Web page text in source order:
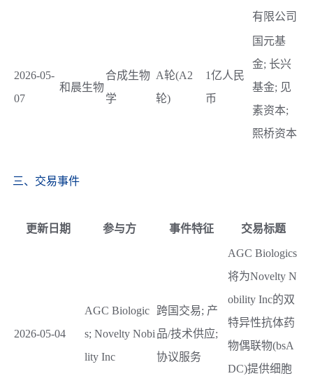
有限公司
2026-05-
07
和晨生物
合成生物
学
A轮(A2
轮)
1亿人民
币
国元基
金; 长兴
基金; 见
素资本;
熙桥资本
三、交易事件
更新日期 参与方 事件特征 交易标题
2026-05-04
AGC Biologic
s; Novelty Nobi
lity Inc
跨国交易; 产
品/技术供应;
协议服务
AGC Biologics
将为Novelty N
obility Inc的双
特异性抗体药
物偶联物(bsA
DC)提供细胞